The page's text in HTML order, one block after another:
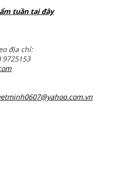
tuần tại đây
địa chỉ:
9725153